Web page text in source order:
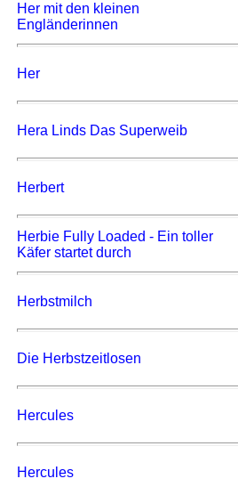
Her mit den kleinen
Engländerinnen
Her
Hera Linds Das Superweib
Herbert
Herbie Fully Loaded - Ein toller
Käfer startet durch
Herbstmilch
Die Herbstzeitlosen
Hercules
Hercules